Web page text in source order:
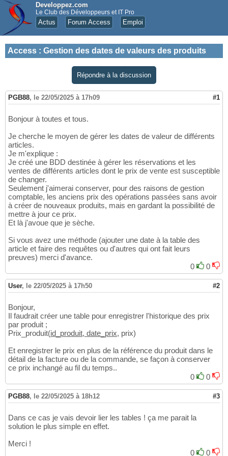
Developpez.com
Le Club des Développeurs et IT Pro
Actus Forum Access Emploi
Access : Gestion des dates de valeurs des produits
Répondre à la discussion
PGB88, le 22/05/2025 à 17h09 #1
Bonjour à toutes et tous.
Je cherche le moyen de gérer les dates de valeur de différents
articles.
Je m'explique :
Je créé une BDD destinée à gérer les réservations et les
ventes de différents articles dont le prix de vente est susceptible
de changer.
Seulement j'aimerai conserver, pour des raisons de gestion
comptable, les anciens prix des opérations passées sans avoir
à créer de nouveaux produits, mais en gardant la possibilité de
mettre à jour ce prix.
Et là j'avoue que je sèche.
Si vous avez une méthode (ajouter une date à la table des
article et faire des requêtes ou d'autres qui ont fait leurs
preuves) merci d'avance.
0
0
User, le 22/05/2025 à 17h50 #2
Bonjour,
Il faudrait créer une table pour enregistrer l'historique des prix
par produit ;
Prix_produit(id_produit, date_prix, prix)
Et enregistrer le prix en plus de la référence du produit dans le
détail de la facture ou de la commande, se façon à conserver
ce prix inchangé au fil du temps..
0
0
PGB88, le 22/05/2025 à 18h12 #3
Dans ce cas je vais devoir lier les tables ! ça me parait la
solution le plus simple en effet.
Merci !
0
0